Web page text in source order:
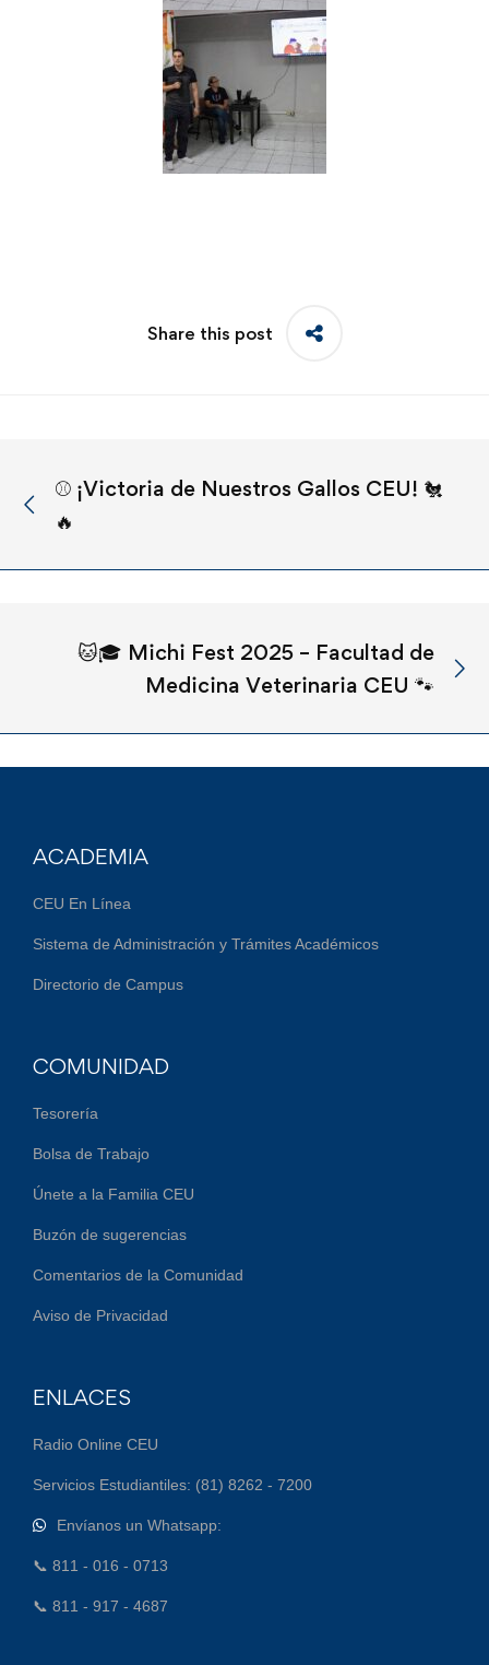
Share this post
⚾️ ¡Victoria de Nuestros Gallos CEU! 🐔
🔥
🐱🎓 Michi Fest 2025 – Facultad de
Medicina Veterinaria CEU 🐾
ACADEMIA
CEU En Línea
Sistema de Administración y Trámites Académicos
Directorio de Campus
COMUNIDAD
Tesorería
Bolsa de Trabajo
Únete a la Familia CEU
Buzón de sugerencias
Comentarios de la Comunidad
Aviso de Privacidad
ENLACES
Radio Online CEU
Servicios Estudiantiles: (81) 8262 - 7200
Envíanos un Whatsapp:
📞 811 - 016 - 0713
📞 811 - 917 - 4687